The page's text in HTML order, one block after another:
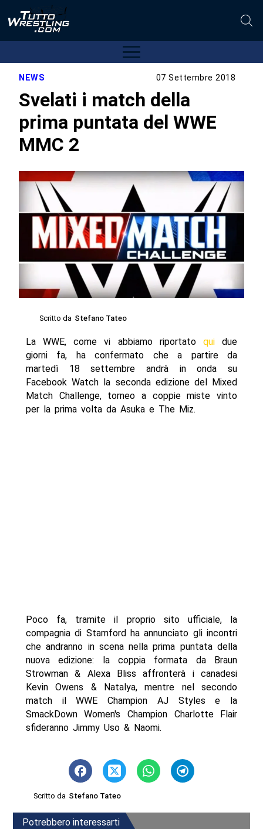
NEWS 07 Settembre 2018
Svelati i match della
prima puntata del WWE
MMC 2
Scritto da Stefano Tateo
La WWE, come vi abbiamo riportato quidue
giorni fa, ha confermato che a partire da
martedì 18 settembre andrà in onda su
Facebook Watch la seconda edizione del Mixed
Match Challenge, torneo a coppie miste vinto
per la prima volta da Asuka e The Miz.
Poco fa, tramite il proprio sito ufficiale, la
compagnia di Stamford ha annunciato gli incontri
che andranno in scena nella prima puntata della
nuova edizione: la coppia formata da Braun
Strowman & Alexa Bliss affronterà i canadesi
Kevin Owens & Natalya, mentre nel secondo
match il WWE Champion AJ Styles e la
SmackDown Women's Champion Charlotte Flair
sfideranno Jimmy Uso & Naomi.
Scritto da Stefano Tateo
Potrebbero interessarti